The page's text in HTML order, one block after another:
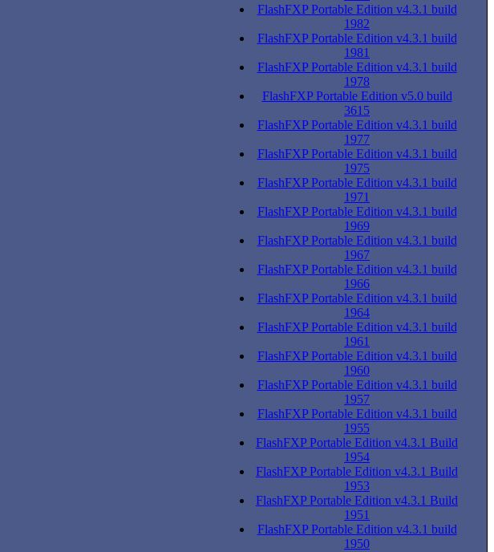
FlashFXP Portable Edition v4.3.1 build
1982
FlashFXP Portable Edition v4.3.1 build
1981
FlashFXP Portable Edition v4.3.1 build
1978
FlashFXP Portable Edition v5.0 build
3615
FlashFXP Portable Edition v4.3.1 build
1977
FlashFXP Portable Edition v4.3.1 build
1975
FlashFXP Portable Edition v4.3.1 build
1971
FlashFXP Portable Edition v4.3.1 build
1969
FlashFXP Portable Edition v4.3.1 build
1967
FlashFXP Portable Edition v4.3.1 build
1966
FlashFXP Portable Edition v4.3.1 build
1964
FlashFXP Portable Edition v4.3.1 build
1961
FlashFXP Portable Edition v4.3.1 build
1960
FlashFXP Portable Edition v4.3.1 build
1957
FlashFXP Portable Edition v4.3.1 build
1955
FlashFXP Portable Edition v4.3.1 Build
1954
FlashFXP Portable Edition v4.3.1 Build
1953
FlashFXP Portable Edition v4.3.1 Build
1951
FlashFXP Portable Edition v4.3.1 build
1950